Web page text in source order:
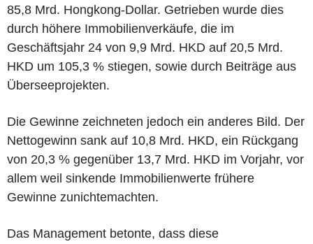
85,8 Mrd. Hongkong-Dollar. Getrieben wurde dies
durch höhere Immobilienverkäufe, die im
Geschäftsjahr 24 von 9,9 Mrd. HKD auf 20,5 Mrd.
HKD um 105,3 % stiegen, sowie durch Beiträge aus
Überseeprojekten.
Die Gewinne zeichneten jedoch ein anderes Bild. Der
Nettogewinn sank auf 10,8 Mrd. HKD, ein Rückgang
von 20,3 % gegenüber 13,7 Mrd. HKD im Vorjahr, vor
allem weil sinkende Immobilienwerte frühere
Gewinne zunichtemachten.
Das Management betonte, dass diese